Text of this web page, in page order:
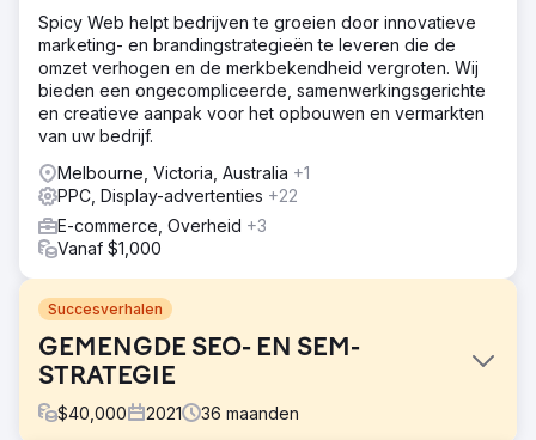
Spicy Web helpt bedrijven te groeien door innovatieve
marketing- en brandingstrategieën te leveren die de
omzet verhogen en de merkbekendheid vergroten. Wij
bieden een ongecompliceerde, samenwerkingsgerichte
en creatieve aanpak voor het opbouwen en vermarkten
van uw bedrijf.
Melbourne, Victoria, Australia +1
PPC, Display-advertenties +22
E-commerce, Overheid +3
Vanaf $1,000
Succesverhalen
GEMENGDE SEO- EN SEM-
STRATEGIE
$40,000 2021 36 maanden